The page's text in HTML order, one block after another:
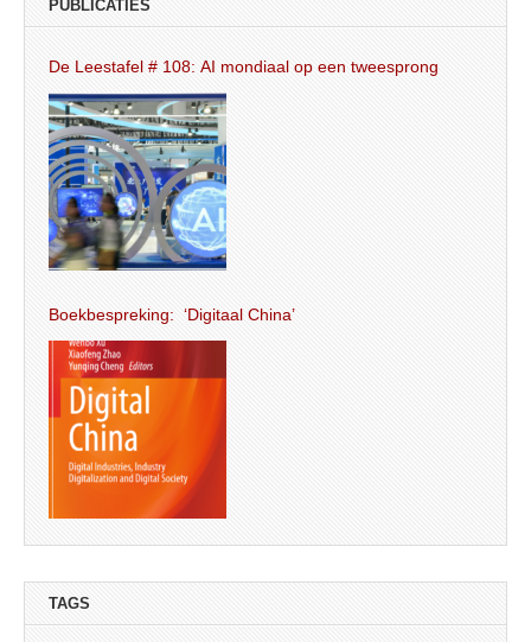
PUBLICATIES
De Leestafel # 108: AI mondiaal op een tweesprong
Boekbespreking: ‘Digitaal China’
TAGS